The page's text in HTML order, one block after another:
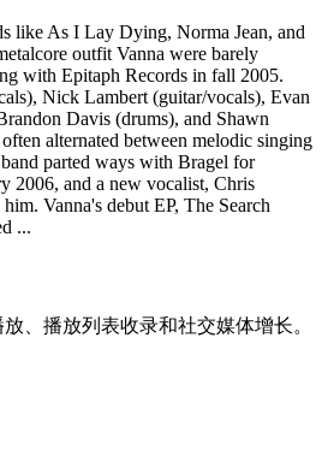
like As I Lay Dying, Norma Jean, and
outfit Vanna were barely
with Epitaph Records in fall 2005.
Nick Lambert (guitar/vocals), Evan
Davis (drums), and Shawn
alternated between melodic singing
parted ways with Bragel for
2006, and a new vocalist, Chris
Vanna's debut EP, The Search
...
、播放列表收录和社交媒体增长。